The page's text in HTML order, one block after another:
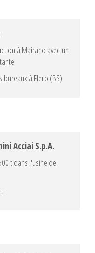
à Mairano avec un
bureaux à Flero (BS)
Acciai S.p.A.
t dans l'usine de
t